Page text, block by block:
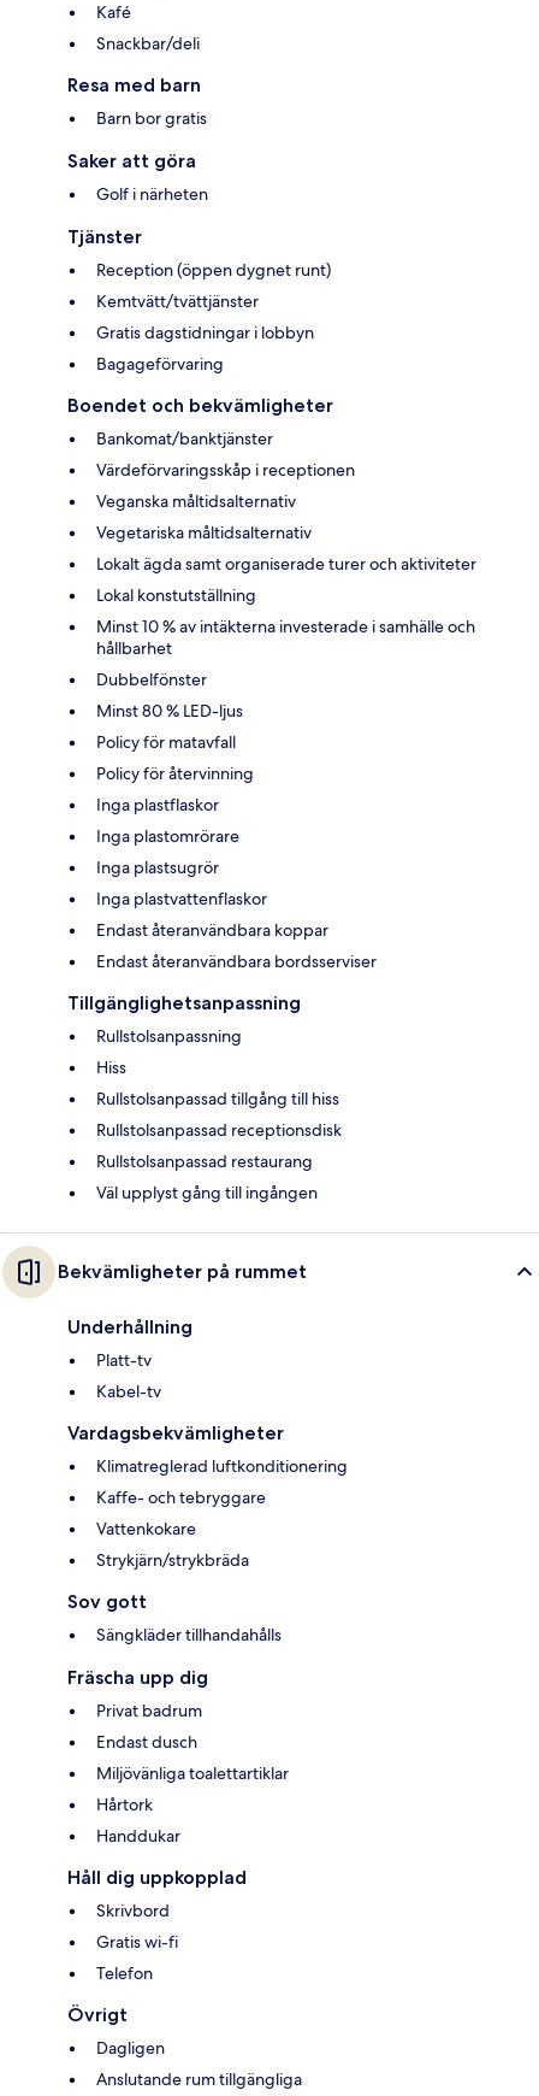
Kafé
Snackbar/deli
Resa med barn
Barn bor gratis
Saker att göra
Golf i närheten
Tjänster
Reception (öppen dygnet runt)
Kemtvätt/tvättjänster
Gratis dagstidningar i lobbyn
Bagageförvaring
Boendet och bekvämligheter
Bankomat/banktjänster
Värdeförvaringsskåp i receptionen
Veganska måltidsalternativ
Vegetariska måltidsalternativ
Lokalt ägda samt organiserade turer och aktiviteter
Lokal konstutställning
Minst 10 % av intäkterna investerade i samhälle och
hållbarhet
Dubbelfönster
Minst 80 % LED-ljus
Policy för matavfall
Policy för återvinning
Inga plastflaskor
Inga plastomrörare
Inga plastsugrör
Inga plastvattenflaskor
Endast återanvändbara koppar
Endast återanvändbara bordsserviser
Tillgänglighetsanpassning
Rullstolsanpassning
Hiss
Rullstolsanpassad tillgång till hiss
Rullstolsanpassad receptionsdisk
Rullstolsanpassad restaurang
Väl upplyst gång till ingången
Bekvämligheter på rummet
Underhållning
Platt-tv
Kabel-tv
Vardagsbekvämligheter
Klimatreglerad luftkonditionering
Kaffe- och tebryggare
Vattenkokare
Strykjärn/strykbräda
Sov gott
Sängkläder tillhandahålls
Fräscha upp dig
Privat badrum
Endast dusch
Miljövänliga toalettartiklar
Hårtork
Handdukar
Håll dig uppkopplad
Skrivbord
Gratis wi-fi
Telefon
Övrigt
Dagligen
Anslutande rum tillgängliga